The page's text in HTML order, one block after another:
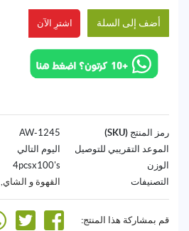
أضف إلى السلة اشترِ الآن
رمز المنتج (SKU)
1245-AW
الموعد التقريبي للتوصيل
اليوم التالي
الوزن
4pcsx100's
التصنيفات
القهوة و الشاي,
قم بمشاركة هذا المنتج: